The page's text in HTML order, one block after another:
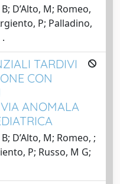
D’Alto, M; Romeo,
P; Palladino,
TARDIVI
CON
ANOMALA
D’Alto, M; Romeo, ;
P; Russo, M G;